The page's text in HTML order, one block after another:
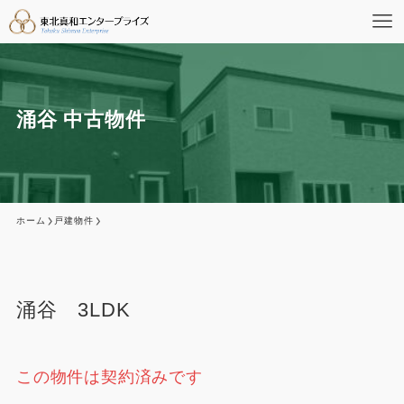
涌谷 中古物件
ホーム 戸建物件
涌谷 3LDK
この物件は契約済みです